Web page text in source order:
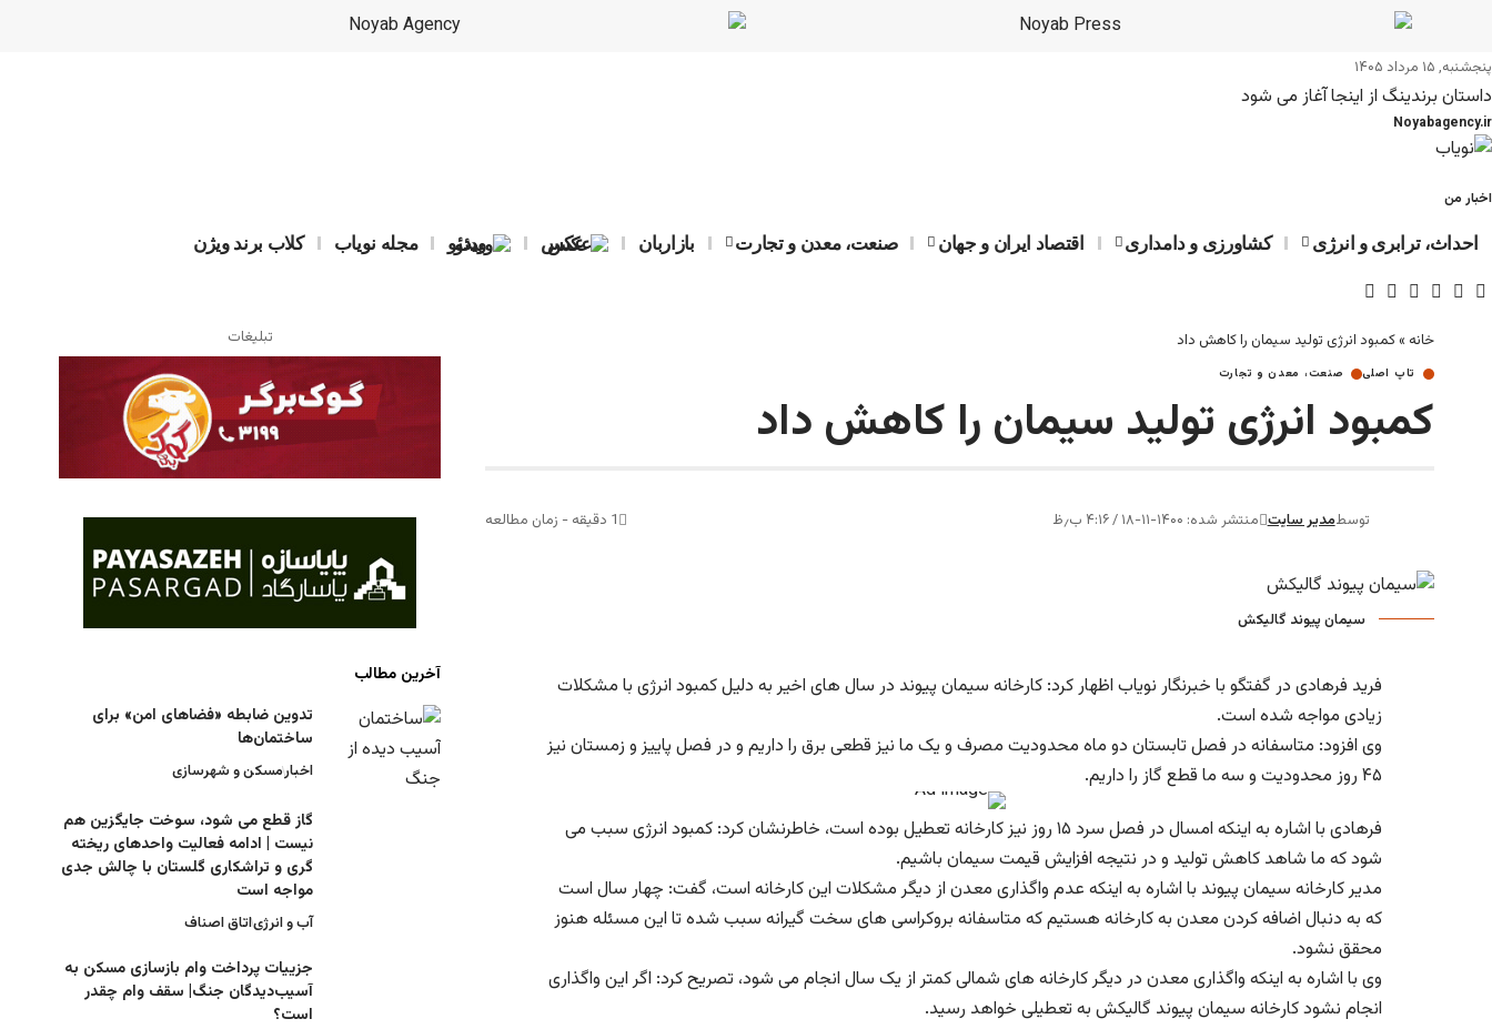
پنجشنبه, ۱۵ مرداد ۱۴۰۵
داستان برندینگ از اینجا آغاز می شود
Noyabagency.ir
اخبار من
احداث، ترابری و انرژی کشاورزی و دامداری اقتصاد ایران و جهان صنعت، معدن و تجارت بازاربان عکس ویدئو مجله نویاب کلاب برند ویژن
خانه »کمبود انرژی تولید سیمان را کاهش داد
تاپ اصلی صنعت، معدن و تجارت
کمبود انرژی تولید سیمان را کاهش داد
توسطمدیر سایت منتشر شده: ۱۴۰۰-۱۱-۱۸ / ۴:۱۶ ب٫ظ 1 دقیقه - زمان مطالعه
سیمان پیوند گالیکش
فرید فرهادی در گفتگو با خبرنگار نویاب اظهار کرد: کارخانه سیمان پیوند در سال های اخیر به دلیل کمبود انرژی با مشکلات
زیادی مواجه شده است.
وی افزود: متاسفانه در فصل تابستان دو ماه محدودیت مصرف و یک ما نیز قطعی برق را داریم و در فصل پاییز و زمستان نیز
۴۵ روز محدودیت و سه ما قطع گاز را داریم.
فرهادی با اشاره به اینکه امسال در فصل سرد ۱۵ روز نیز کارخانه تعطیل بوده است، خاطرنشان کرد: کمبود انرژی سبب می
شود که ما شاهد کاهش تولید و در نتیجه افزایش قیمت سیمان باشیم.
مدیر کارخانه سیمان پیوند با اشاره به اینکه عدم واگذاری معدن از دیگر مشکلات این کارخانه است، گفت: چهار سال است
که به دنبال اضافه کردن معدن به کارخانه هستیم که متاسفانه بروکراسی های سخت گیرانه سبب شده تا این مسئله هنوز
محقق نشود.
وی با اشاره به اینکه واگذاری معدن در دیگر کارخانه های شمالی کمتر از یک سال انجام می شود، تصریح کرد: اگر این واگذاری
انجام نشود کارخانه سیمان پیوند گالیکش به تعطیلی خواهد رسید.
تبلیغات
آخرین مطالب
تدوین ضابطه «فضاهای امن» برای
ساختمان‌ها
اخبارمسکن و شهرسازی
گاز قطع می شود، سوخت جایگزین هم
نیست | ادامه فعالیت واحدهای ریخته
گری و تراشکاری گلستان با چالش جدی
مواجه است
آب و انرژیاتاق اصناف
جزییات پرداخت وام بازسازی مسکن به
آسیب‌دیدگان جنگ| سقف وام چقدر
است؟